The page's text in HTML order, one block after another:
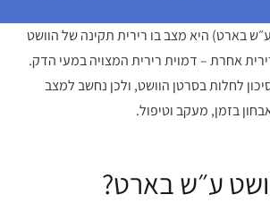
ע״ש בארט) היא מצב בו רירית תקינה של הוושט
אחרת – דמוית רירית המצויה במעי הדק.
לחלות בסרטן הוושט, ולכן נחשב למצב
בזמן, מעקב וטיפול.
ע״ש בארט?